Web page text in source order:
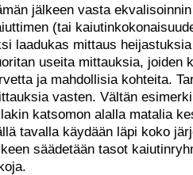
jälkeen vasta
(tai
laadukas mittaus
useita mittauksia, joiden
ja mahdollisia kohteita.
vasten. Vältän
katsomon alalla matalia
tavalla käydään läpi koko
säädetään tasot